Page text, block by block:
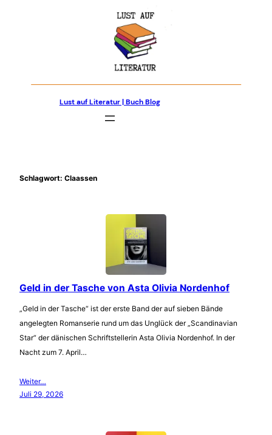
Lust auf Literatur | Buch Blog
Schlagwort: Claassen
Geld in der Tasche von Asta Olivia Nordenhof
„Geld in der Tasche“ ist der erste Band der auf sieben Bände
angelegten Romanserie rund um das Unglück der „Scandinavian
Star“ der dänischen Schriftstellerin Asta Olivia Nordenhof. In der
Nacht zum 7. April…
Weiter…
Juli 29, 2026